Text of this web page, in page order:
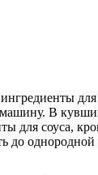
для
В
для соуса,
до однородной